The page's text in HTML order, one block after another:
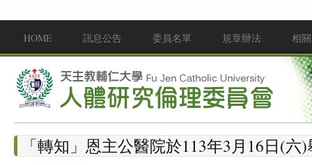
Main menu
HOME 訊息公告 委員名單 規章辦法 相
「轉知」恩主公醫院於113年3月16日(